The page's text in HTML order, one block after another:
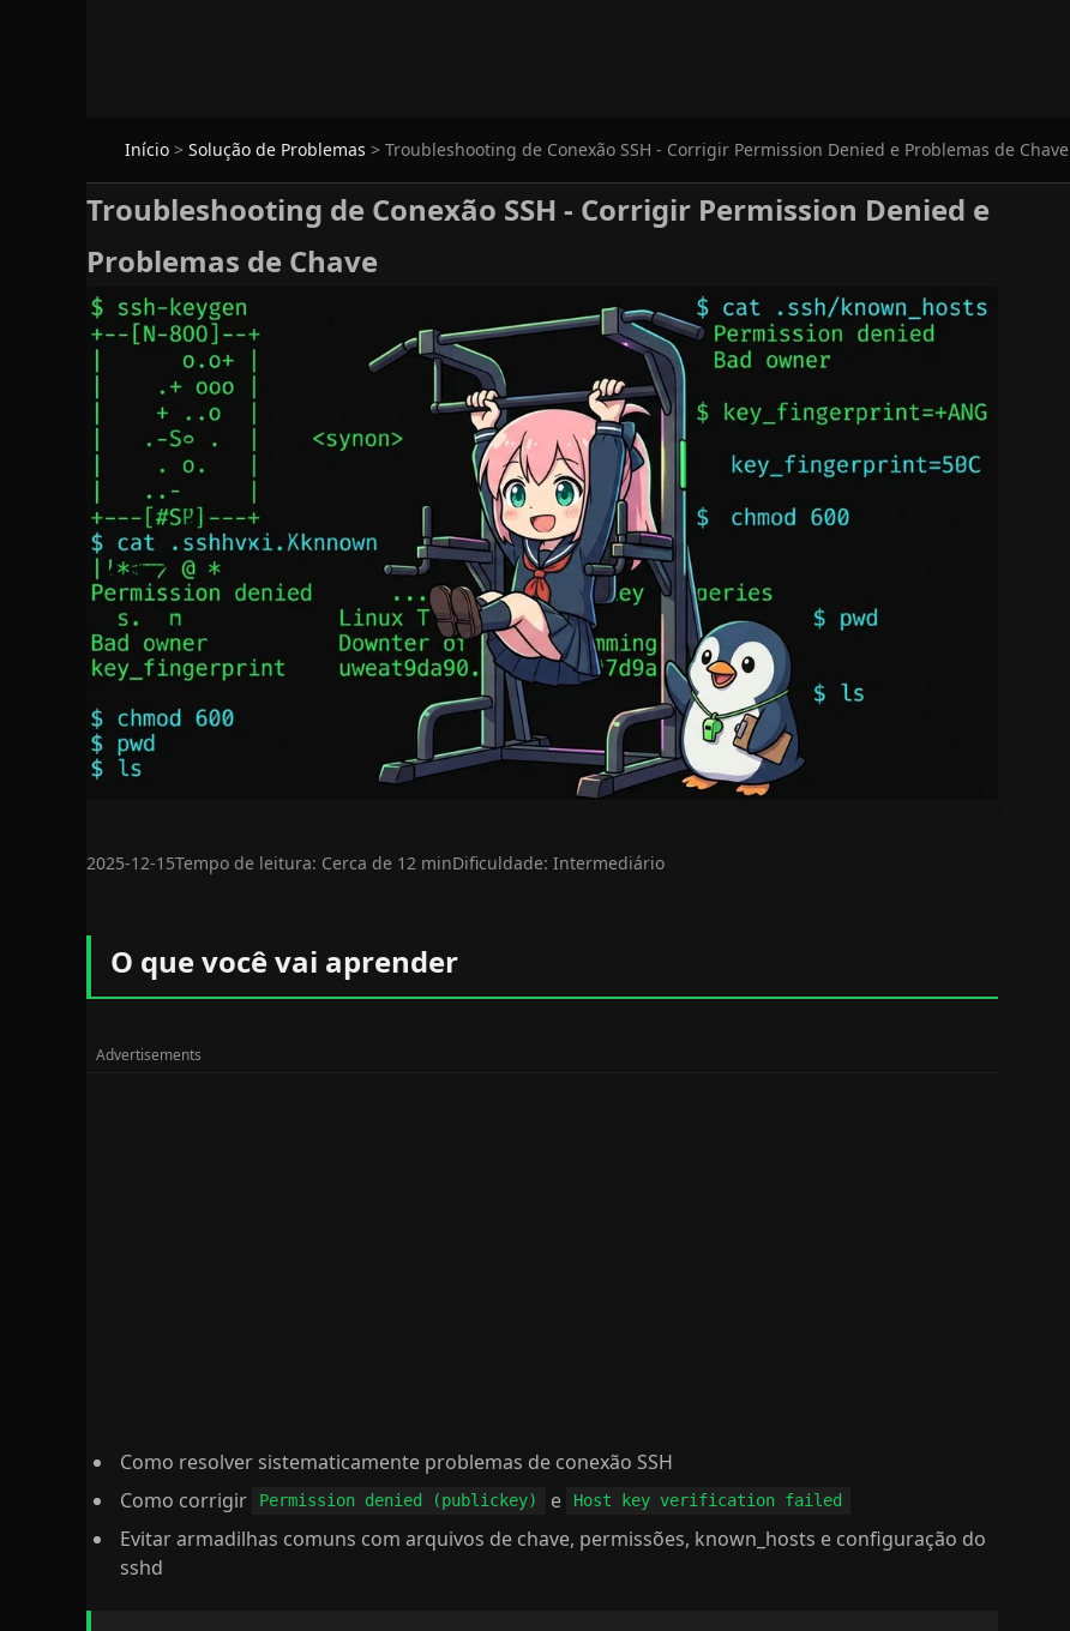
Início > Solução de Problemas > Troubleshooting de Conexão SSH - Corrigir Permission Denied e Problemas de Chave
Troubleshooting de Conexão SSH - Corrigir Permission Denied e
Problemas de Chave
2025-12-15Tempo de leitura: Cerca de 12 minDificuldade: Intermediário
O que você vai aprender
Como resolver sistematicamente problemas de conexão SSH
Como corrigir
Permission denied (publickey) e Host key verification failed
Evitar armadilhas comuns com arquivos de chave, permissões, known_hosts e configuração do
sshd